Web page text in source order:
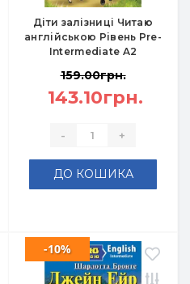
Діти залізниці Читаю
англійською Рівень Pre-
Intermediate A2
159.00грн.
143.10грн.
- +
ДО КОШИКА
-10%